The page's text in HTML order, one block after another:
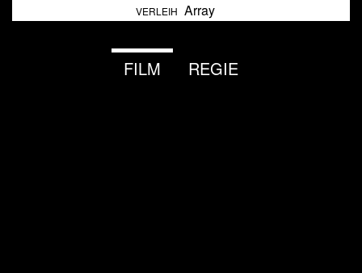
VERLEIH Array
FILM REGIE